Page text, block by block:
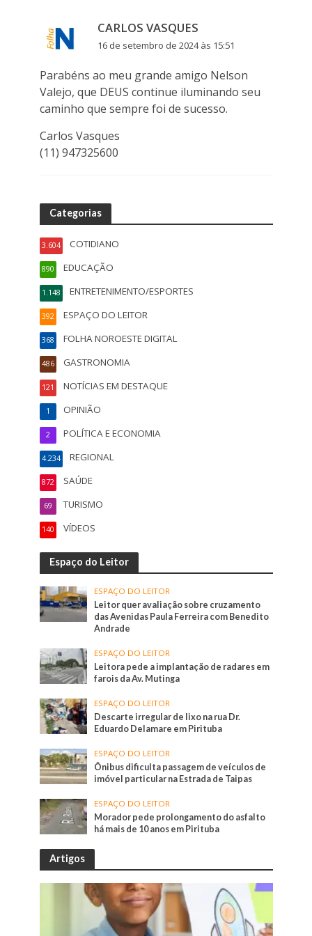
CARLOS VASQUES
16 de setembro de 2024 às 15:51
Parabéns ao meu grande amigo Nelson
Valejo, que DEUS continue iluminando seu
caminho que sempre foi de sucesso.
Carlos Vasques
(11) 947325600
Categorias
COTIDIANO
3.604
EDUCAÇÃO
890
ENTRETENIMENTO/ESPORTES
1.148
ESPAÇO DO LEITOR
392
FOLHA NOROESTE DIGITAL
368
GASTRONOMIA
486
NOTÍCIAS EM DESTAQUE
121
OPINIÃO
1
POLÍTICA E ECONOMIA
2
REGIONAL
4.234
SAÚDE
872
TURISMO
69
VÍDEOS
140
Espaço do Leitor
ESPAÇO DO LEITOR
Leitor quer avaliação sobre cruzamento
das Avenidas Paula Ferreira com Benedito
Andrade
ESPAÇO DO LEITOR
Leitora pede a implantação de radares em
farois da Av. Mutinga
ESPAÇO DO LEITOR
Descarte irregular de lixo na rua Dr.
Eduardo Delamare em Pirituba
ESPAÇO DO LEITOR
Ônibus dificulta passagem de veículos de
imóvel particular na Estrada de Taipas
ESPAÇO DO LEITOR
Morador pede prolongamento do asfalto
há mais de 10 anos em Pirituba
Artigos